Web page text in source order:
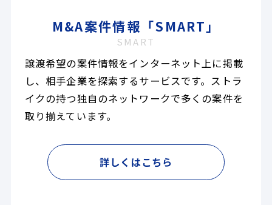
M&A案件情報「SMART」
SMART
譲渡希望の案件情報をインターネット上に掲載
し、相手企業を探索するサービスです。ストラ
イクの持つ独自のネットワークで多くの案件を
取り揃えています。
詳しくはこちら